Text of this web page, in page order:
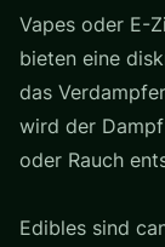
Vapes oder E-
bieten eine
das
wird der
oder Rauch
Edibles sind